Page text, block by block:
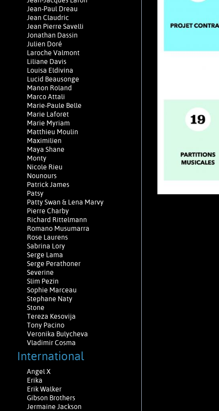
Jean-Paul Dreau
Jean Claudric
Jean Pierre Savelli
Jonathan Dassin
Julien Doré
Laroche Valmont
Liliane Davis
Louisa Eldivina
Lucid Beausonge
Manon Roland
Marco Attali
Marie-Paule Belle
Marie Laforêt
Marie Myriam
Matthieu Moulin
Maximilien
Maya Shane
Monty
Nicole Rieu
Nounours
Patrick James
Patsy
Patty Swan & Lena Marvy
Pierre Charby
Richard Rittelmann
Romano Musumarra
Rose Laurens
Sabrina Lory
Serge Lama
Serge Perathoner
Severine
Slim Pezin
Sophie Marceau
Stephane Naty
Stone
Tereza Kesovija
Tony Pacino
Veronika Bulycheva
Vladimir Cosma
International
Angel X
Erika
Erik Walker
Gibson Brothers
Jermaine Jackson